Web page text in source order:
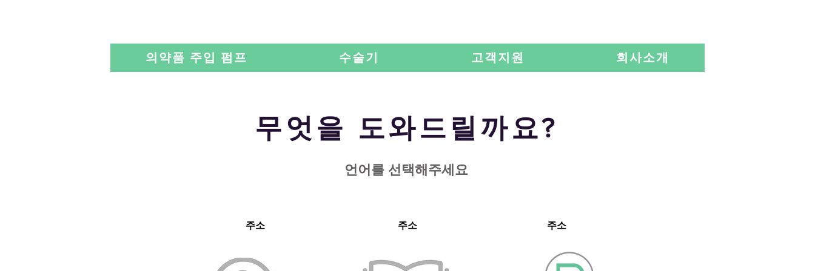
의약품 주입 펌프 수술기 고객지원 회사소개
​무엇을 도와드릴까요?
​언어를 선택해주세요
주소 주소 주소